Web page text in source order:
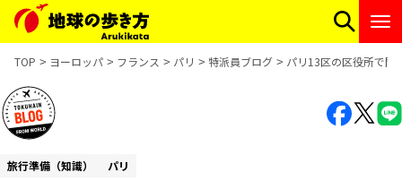
TOP ヨーロッパ フランス パリ 特派員ブログ パリ13区の区役所で開
旅行準備（知識） パリ